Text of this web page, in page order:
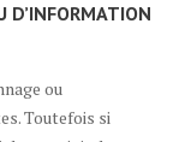
D’INFORMATION
ou
Toutefois si